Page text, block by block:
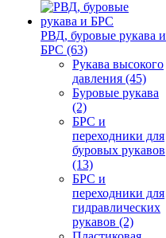
РВД, буровые рукава и
БРС (63)
Рукава высокого
давления (45)
Буровые рукава
(2)
БРС и
переходники для
буровых рукавов
(13)
БРС и
переходники для
гидравлических
рукавов (2)